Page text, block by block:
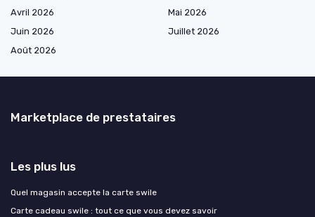
Avril 2026
Mai 2026
Juin 2026
Juillet 2026
Août 2026
Marketplace de prestataires
Les plus lus
Quel magasin accepte la carte swile
Carte cadeau swile : tout ce que vous devez savoir